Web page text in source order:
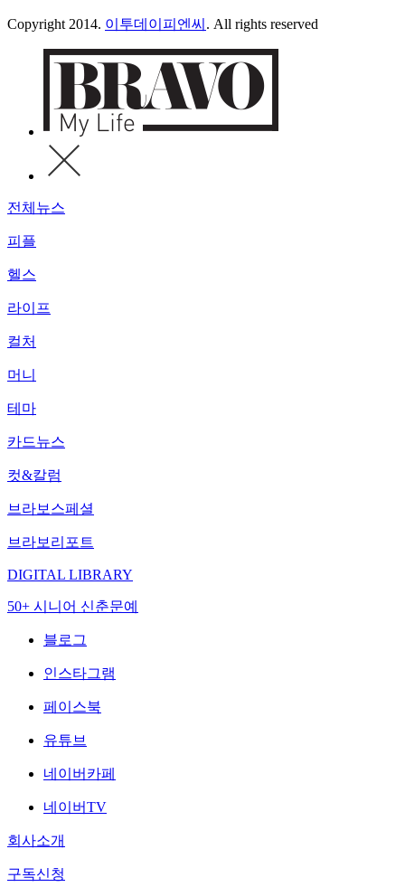
Copyright 2014. 이투데이피엔씨 . All rights reserved
전체뉴스
피플
헬스
라이프
컬처
머니
테마
카드뉴스
컷&칼럼
브라보스페셜
브라보리포트
DIGITAL LIBRARY
50+ 시니어 신춘문예
블로그
인스타그램
페이스북
유튜브
네이버카페
네이버TV
회사소개
구독신청